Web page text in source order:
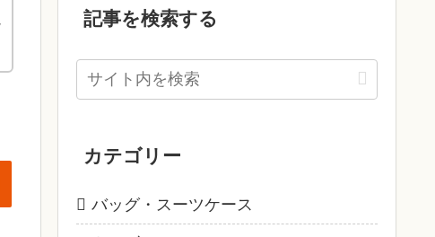
記事を検索する
カテゴリー
バッグ・スーツケース